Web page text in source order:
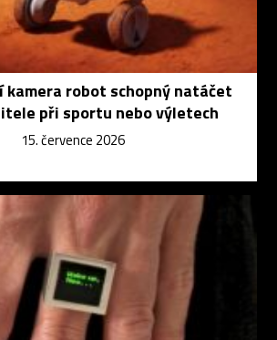
kamera robot schopný natáčet
při sportu nebo výletech
15. července 2026